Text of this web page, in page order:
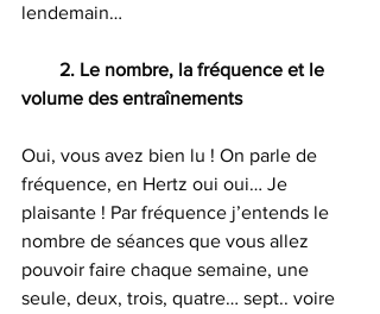
lendemain…
2. Le nombre, la fréquence et le
volume des entraînements
Oui, vous avez bien lu ! On parle de
fréquence, en Hertz oui oui… Je
plaisante ! Par fréquence j’entends le
nombre de séances que vous allez
pouvoir faire chaque semaine, une
seule, deux, trois, quatre… sept.. voire